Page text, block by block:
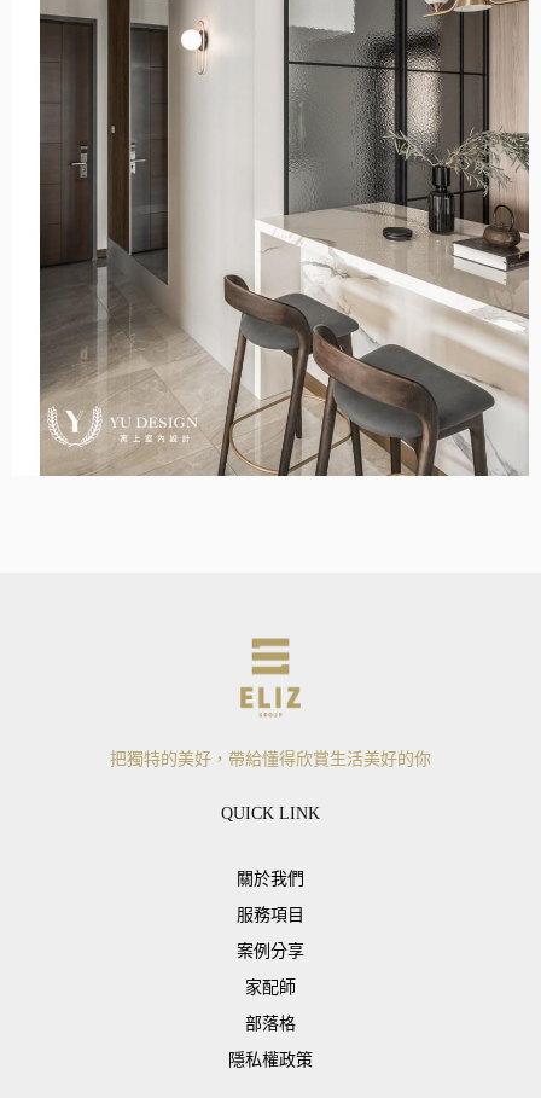
把獨特的美好，帶給懂得欣賞生活美好的你
QUICK LINK
關於我們
服務項目
案例分享
家配師
部落格
隱私權政策